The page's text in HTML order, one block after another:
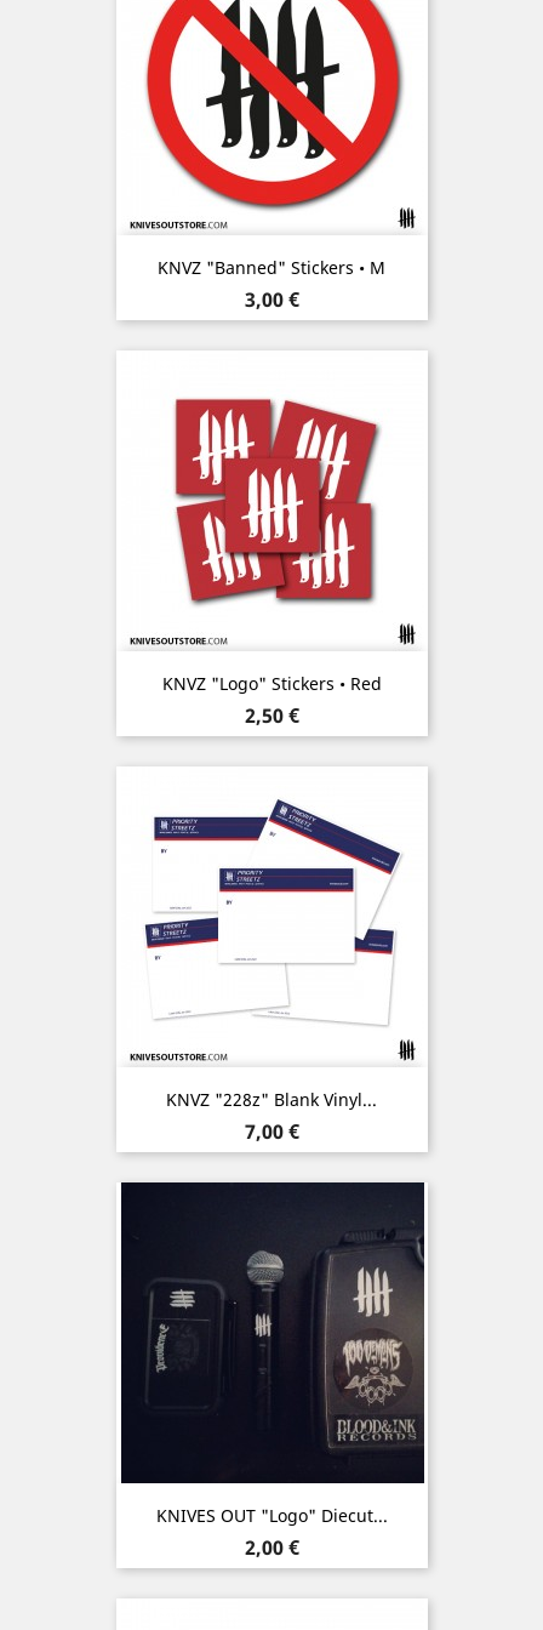
KNVZ "Banned" Stickers • M
Prix
3,00 €
KNVZ "Logo" Stickers • Red
Prix
2,50 €
KNVZ "228z" Blank Vinyl...
Prix
7,00 €
KNIVES OUT "Logo" Diecut...
Prix
2,00 €